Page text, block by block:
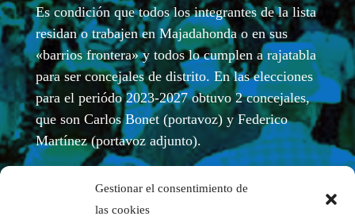
Gestionar el consentimiento de
las cookies
Es condición que todos los integrantes de la lista
residan o trabajen en Majadahonda o en sus
«barrios frontera» y todos lo cumplen a rajatabla
para ser concejales de distrito. En las elecciones
para el periódo 2023-2027 obtuvo 2 concejales,
que son Carlos Bonet (portavoz) y Federico
Martínez (portavoz adjunto).